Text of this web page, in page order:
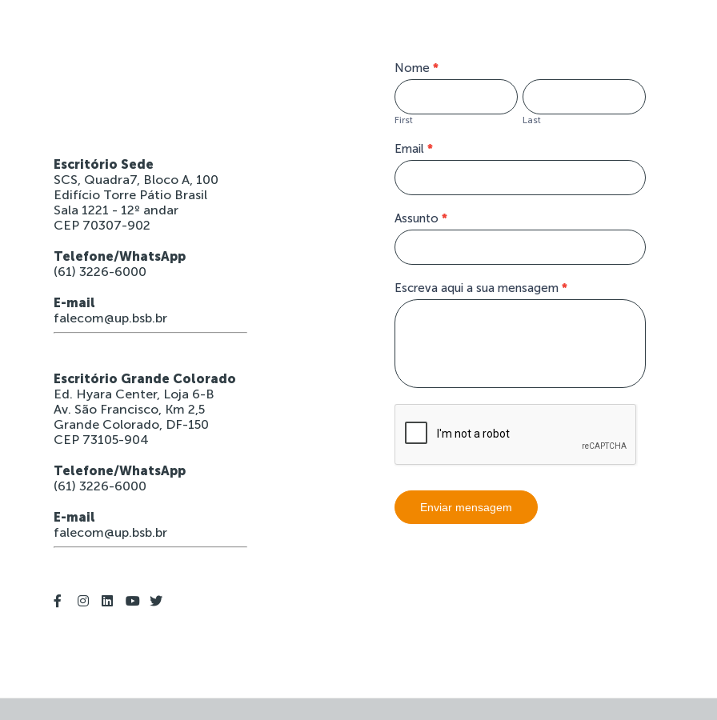
Escritório Sede
SCS, Quadra7, Bloco A, 100
Edifício Torre Pátio Brasil
Sala 1221 - 12º andar
CEP 70307-902
Telefone/WhatsApp
(61) 3226-6000
E-mail
falecom@up.bsb.br
Escritório Grande Colorado
Ed. Hyara Center, Loja 6-B
Av. São Francisco, Km 2,5
Grande Colorado, DF-150
CEP 73105-904
Telefone/WhatsApp
(61) 3226-6000
E-mail
falecom@up.bsb.br
form-
site-
contact
Nome *
First Last
Email *
Assunto *
Escreva aqui a sua mensagem *
Enviar mensagem
Se
você
é
humano,
este
campo
em
branco.